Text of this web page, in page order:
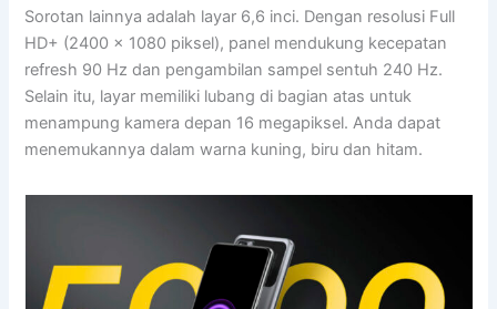
Sorotan lainnya adalah layar 6,6 inci. Dengan resolusi Full
HD+ (2400 x 1080 piksel), panel mendukung kecepatan
refresh 90 Hz dan pengambilan sampel sentuh 240 Hz.
Selain itu, layar memiliki lubang di bagian atas untuk
menampung kamera depan 16 megapiksel. Anda dapat
menemukannya dalam warna kuning, biru dan hitam.